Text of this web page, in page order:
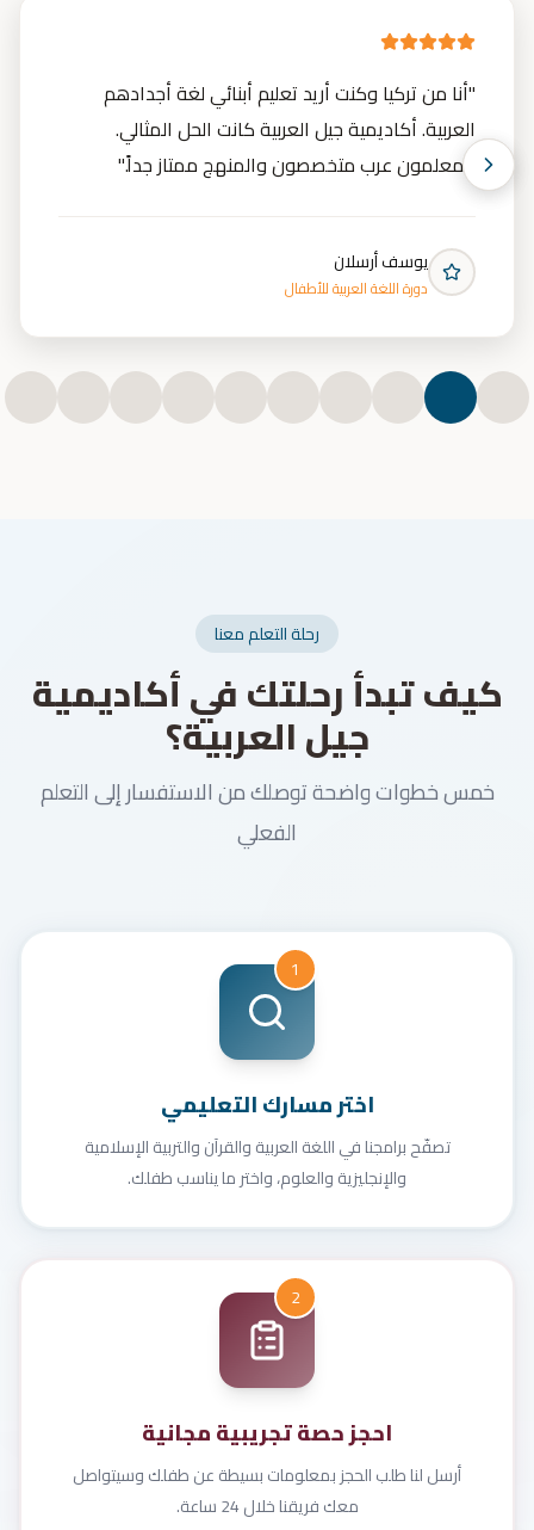
"كنت أبحث عن أكاديمية موثوقة لتعليم أبنائي اللغة
العربية وأنا في تركيا. وجدت ضالتي في أكاديمية جيل
العربية. المناهج ممتازة والمعلمون محترفون."
فاطمة يلماز
مسار تعلّم اللغة العربية
رحلة التعلم معنا
كيف تبدأ رحلتك في أكاديمية
جيل العربية؟
خمس خطوات واضحة توصلك من الاستفسار إلى التعلم
الفعلي
1
اختر مسارك التعليمي
تصفّح برامجنا في اللغة العربية والقرآن والتربية الإسلامية
والإنجليزية والعلوم، واختر ما يناسب طفلك.
2
احجز حصة تجريبية مجانية
أرسل لنا طلب الحجز بمعلومات بسيطة عن طفلك وسيتواصل
معك فريقنا خلال 24 ساعة.